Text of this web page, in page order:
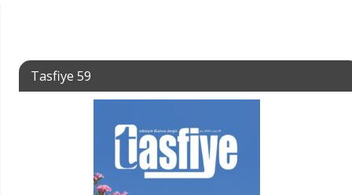
Tasfiye 59